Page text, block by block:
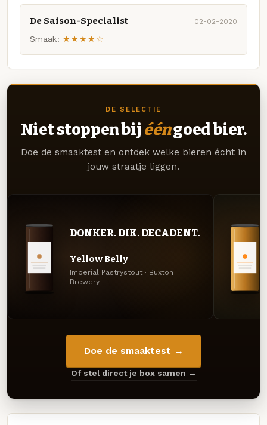
De Saison-Specialist 02-02-2020
Smaak: ★★★★☆
DE SELECTIE
Niet stoppen bij ééngoed bier.
Doe de smaaktest en ontdek welke bieren écht in
jouw straatje liggen.
DONKER. DIK. DECADENT.
Yellow Belly
Imperial Pastrystout · Buxton
Brewery
Doe de smaaktest →
Of stel direct je box samen →